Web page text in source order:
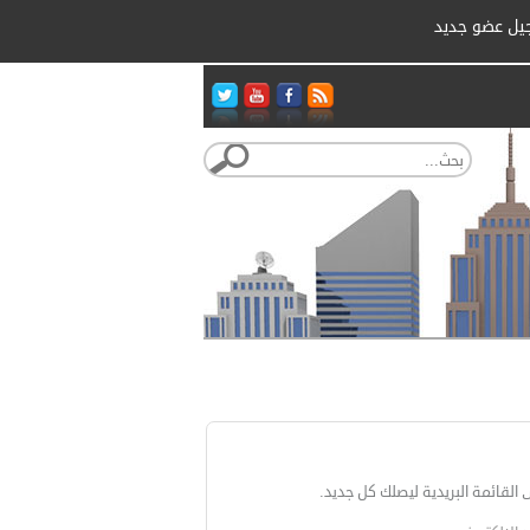
عضو جديد
القائمة البريدية ليصلك كل جديد.